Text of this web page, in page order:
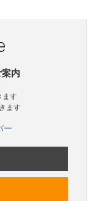
内
ます
ます
ー